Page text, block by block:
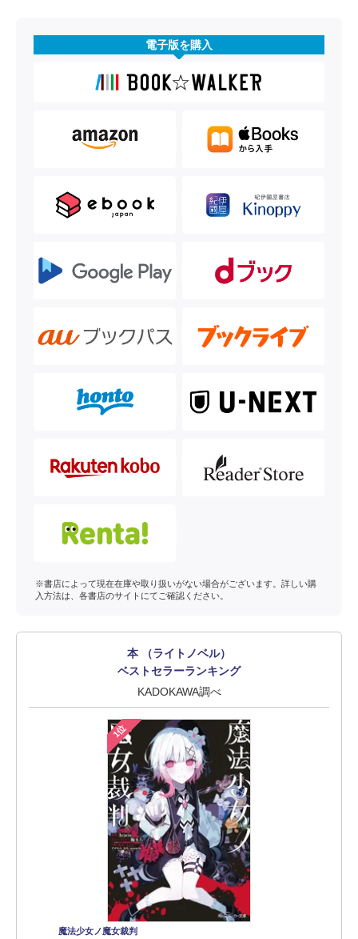
電子版を購入
※書店によって現在在庫や取り扱いがない場合がございます。詳しい購
入方法は、各書店のサイトにてご確認ください。
本 （ライトノベル）
ベストセラーランキング
KADOKAWA調べ
1位
魔法少女ノ魔女裁判